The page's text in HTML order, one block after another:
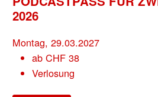
2026
Montag, 29.03.2027
ab CHF38
Verlosung